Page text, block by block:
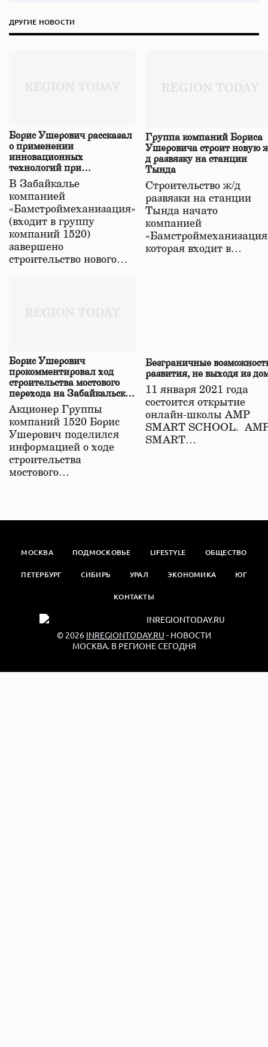
ДРУГИЕ НОВОСТИ
Борис Ушерович рассказал
о применении
инновационных
технологий при
строительстве нового моста
в Забайкалье
В Забайкалье
компанией
«Бамстроймеханизация»
(входит в группу
компаний 1520)
завершено
строительство нового…
Группа компаний Бориса
Ушеровича строит новую
д развязку на станции
Тында
Строительство ж/д
развязки на станции
Тында начато
компанией
которая входит в…
Борис Ушерович
прокомментировал ход
строительства мостового
перехода на Забайкальской
железной дороге
Акционер Группы
компаний 1520 Борис
Ушерович поделился
информацией о ходе
строительства
мостового…
Безграничные
развития, не выходя из
11 января 2021 года
состоится открытие
онлайн-школы АМР
SMART SCHOOL.
SMART…
МОСКВА ПОДМОСКОВЬЕ LIFESTYLE ОБЩЕСТВО
ПЕТЕРБУРГ СИБИРЬ УРАЛ ЭКОНОМИКА ЮГ
КОНТАКТЫ
© 2026 INREGIONTODAY.RU - НОВОСТИ
МОСКВА. В РЕГИОНЕ СЕГОДНЯ